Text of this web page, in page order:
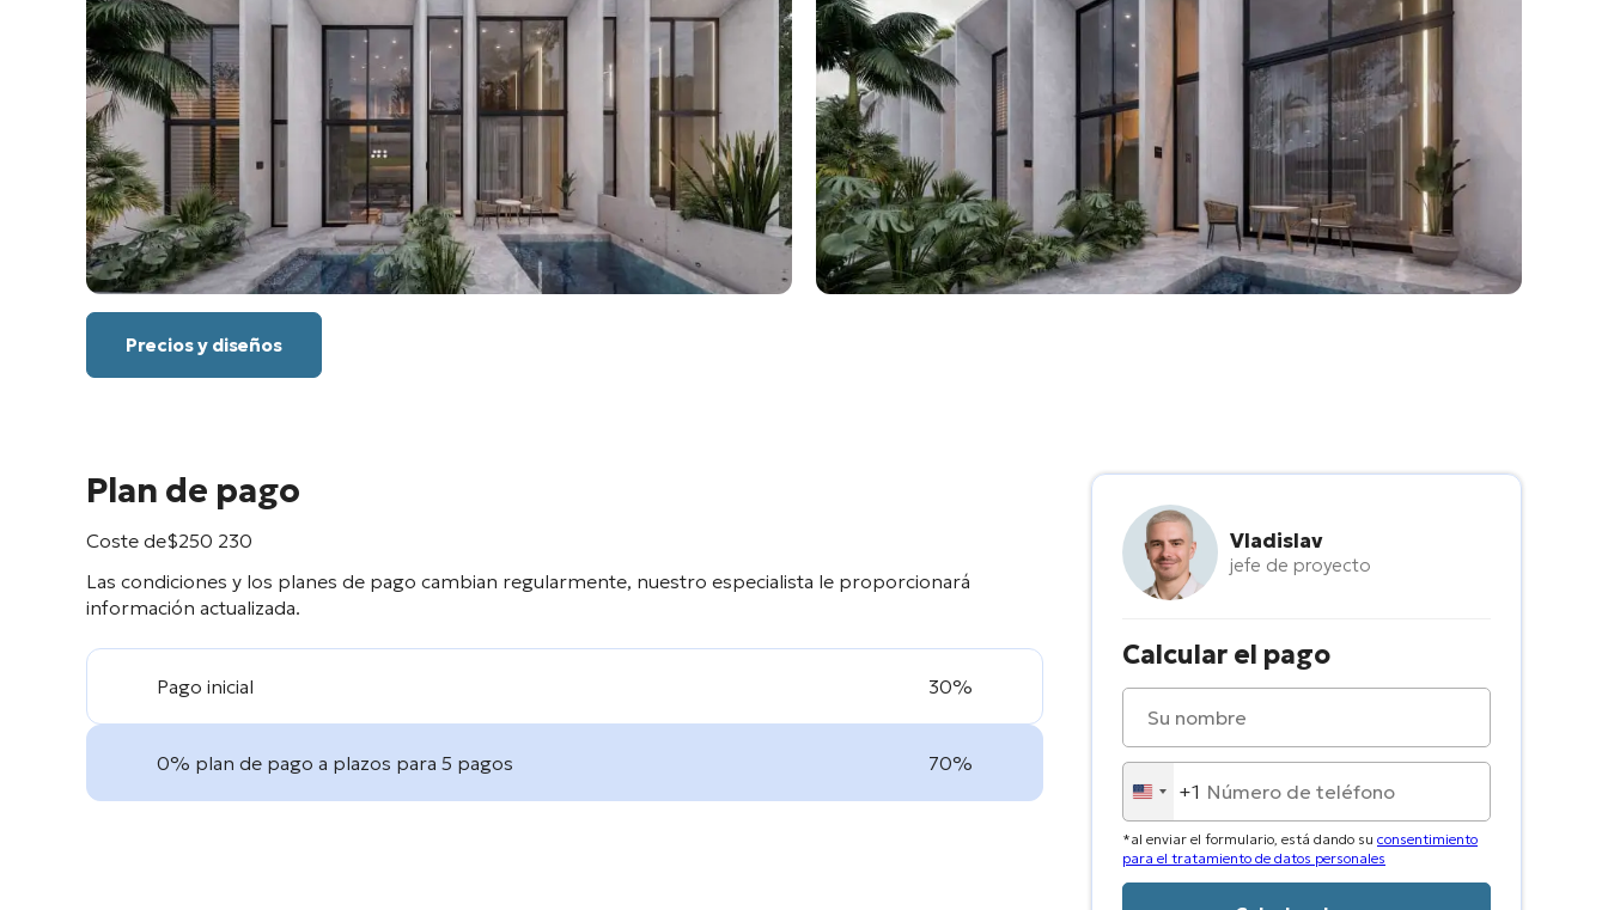
Precios y diseños
Plan de pago
Coste de$250 230
Las condiciones y los planes de pago cambian regularmente, nuestro especialista le proporcionará
información actualizada.
Pago inicial 30%
0% plan de pago a plazos para 5 pagos 70%
Vladislav
jefe de proyecto
Calcular el pago
United
States
+1
+1
*al enviar el formulario, está dando su consentimiento
para el tratamiento de datos personales